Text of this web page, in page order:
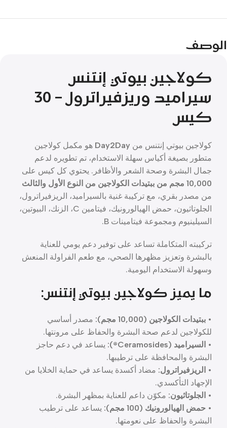
الوصف
كولاجين بيوتي إنتنس
سيراميد وريزفيراترول – 30
كيس
كولاجين بيوتي إنتنس من Day2Day هو مكمل كولاجين
متطور بصيغة أكياس سهلة الاستخدام، تم تطويره لدعم
جمال البشرة وصحة الشعر والأظافر. يحتوي كل كيس على
10,000 مجم من ببتيدات الكولاجين من النوع الأول والثالث
من مصدر بقري، مع تركيبة غنية بالسيراميد، الريزفيراترول،
الجلوتاثيون، حمض الهيالورونيك، فيتامين C، الزنك، البيوتين،
السيلينيوم ومجموعة فيتامينات B.
تركيبته المتكاملة تساعد على توفير دعم يومي للعناية
بالبشرة وتعزيز مظهرها الصحي، مع طعم الفراولة المنعش
وسهولة الاستخدام اليومية.
ما يميز كولاجين بيوتي إنتنس:
• ببتيدات الكولاجين (10,000 مجم):
مصدر أساسي
للكولاجين لدعم صحة البشرة والحفاظ على مرونتها.
• السيراميد (Ceramosides®):
يساعد في دعم حاجز
البشرة والمحافظة على ترطيبها.
• الريزفيراترول: مضاد أكسدة يساعد في حماية الخلايا من
الإجهاد التأكسدي.
• الجلوتاثيون: مكوّن داعم للعناية بمظهر البشرة.
• حمض الهيالورونيك (100 مجم):
يساعد على ترطيب
البشرة والحفاظ على نعومتها.